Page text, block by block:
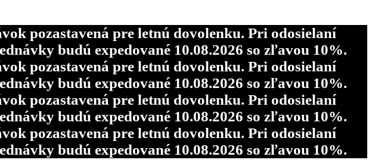
pozastavená pre letnú dovolenku. Pri odosielaní
budú expedované 10.08.2026 so zľavou 10%.
pozastavená pre letnú dovolenku. Pri odosielaní
budú expedované 10.08.2026 so zľavou 10%.
pozastavená pre letnú dovolenku. Pri odosielaní
budú expedované 10.08.2026 so zľavou 10%.
pozastavená pre letnú dovolenku. Pri odosielaní
budú expedované 10.08.2026 so zľavou 10%.